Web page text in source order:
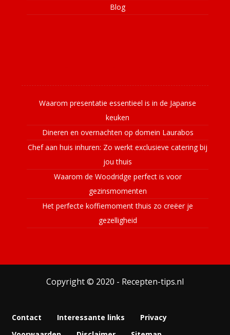
Blog
Waarom presentatie essentieel is in de Japanse
keuken
Dineren en overnachten op domein Laurabos
Chef aan huis inhuren: Zo werkt exclusieve catering bij
jou thuis
Waarom de Woodridge perfect is voor
gezinsmomenten
Het perfecte koffiemoment thuis zo creëer je
gezelligheid
Copyright © 2020 - Recepten-tips.nl
Contact Interessante links
Privacy